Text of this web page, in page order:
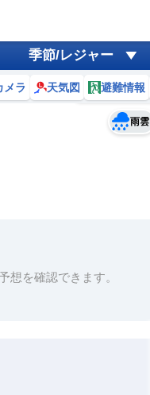
季節/レジャー
メラ 天気図 避難情報
雨雲
予報士コメント
黄砂
天気 台風
想を確認できます。